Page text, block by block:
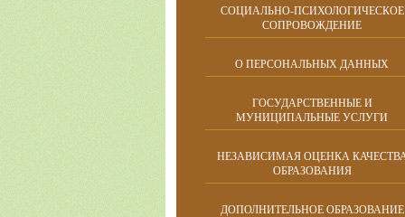
СОЦИАЛЬНО-ПСИХОЛОГИЧЕСКОЕ
СОПРОВОЖДЕНИЕ
О ПЕРСОНАЛЬНЫХ ДАННЫХ
ГОСУДАРСТВЕННЫЕ И
МУНИЦИПАЛЬНЫЕ УСЛУГИ
НЕЗАВИСИМАЯ ОЦЕНКА
ОБРАЗОВАНИЯ
ДОПОЛНИТЕЛЬНОЕ ОБРАЗОВАНИЕ